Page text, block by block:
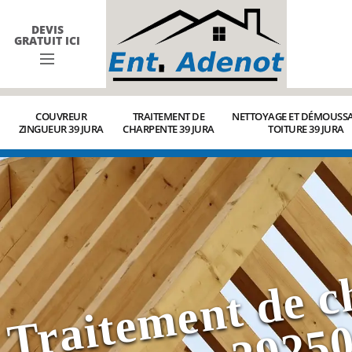
DEVIS
GRATUIT ICI
COUVREUR
ZINGUEUR 39 JURA
TRAITEMENT DE
CHARPENTE 39 JURA
NETTOYAGE ET
TOITURE 39 JURA